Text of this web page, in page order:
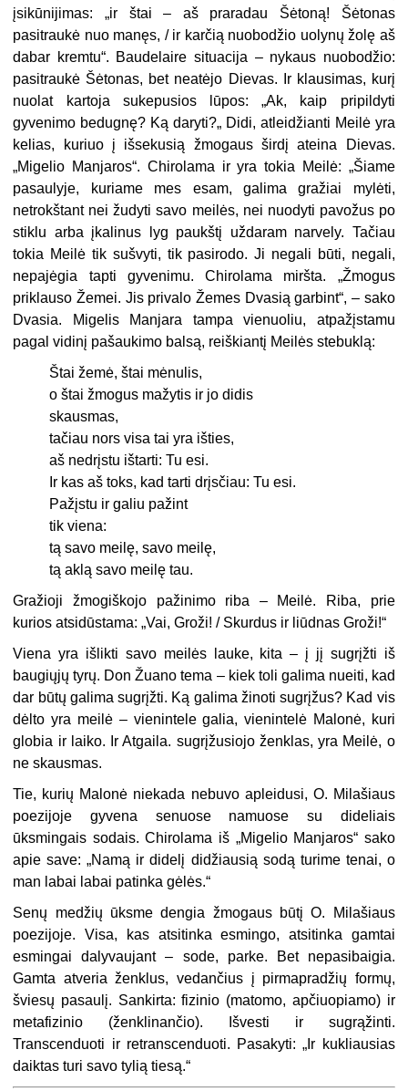
įsikūnijimas: „ir štai – aš praradau Šėtoną! Šėtonas
pasitraukė nuo manęs, / ir karčią nuobodžio uolynų žolę aš
dabar kremtu“. Baudelaire situ­acija – nykaus nuobodžio:
pasitraukė Šėtonas, bet neatėjo Dievas. Ir klausimas, kurį
nuolat kartoja sukepusios lūpos: „Ak, kaip pripildyti
gyvenimo bedugnę? Ką daryti?„ Didi, atleidžianti Meilė yra
kelias, kuriuo į išsekusią žmogaus širdį at­eina Dievas.
„Migelio Manjaros“. Chirolama ir yra tokia Meilė: „Šiame
pasaulyje, kuriame mes esam, galima gražiai mylėti,
netrokštant nei žudyti savo meilės, nei nuodyti pavožus po
stiklu arba įkalinus lyg paukštį uždaram narvely. Tačiau
tokia Meilė tik sušvyti, tik pasirodo. Ji negali būti, negali,
nepajėgia tapti gyvenimu. Chirolama miršta. „Žmogus
priklauso Žemei. Jis privalo Žemes Dvasią garbint“, – sako
Dvasia. Migelis Manjara tampa vienuoliu, atpažįstamu
pagal vi­dinį pašaukimo balsą, reiškiantį Meilės stebuklą:
Štai žemė, štai mėnulis,
o štai žmogus mažytis ir jo didis
skausmas,
tačiau nors visa tai yra išties,
aš nedrįstu ištarti: Tu esi.
Ir kas aš toks, kad tarti drįsčiau: Tu esi.
Pažįstu ir galiu pažint
tik viena:
tą savo meilę, savo meilę,
tą aklą savo meilę tau.
Gražioji žmogiškojo pažinimo riba – Meilė. Riba, prie
kurios atsidūstama: „Vai, Groži! / Skurdus ir liūdnas Groži!“
Viena yra išlikti savo meilės lauke, kita – į jį sugrįžti iš
baugiųjų tyrų. Don Žuano tema – kiek toli galima nueiti, kad
dar būtų galima sugrįžti. Ką galima žinoti sugrįžus? Kad vis
dėlto yra meilė – vienintele galia, vienintelė Malonė, kuri
glo­bia ir laiko. Ir Atgaila. sugrįžusiojo ženklas, yra Meilė, o
ne skausmas.
Tie, kurių Malonė niekada nebuvo apleidusi, O. Milašiaus
poezijoje gyvena senuose namuose su dideliais
ūksmingais sodais. Chirolama iš „Migelio Manjaros“ sako
apie save: „Namą ir didelį didžiausią sodą turime tenai, o
man labai labai patinka gėlės.“
Senų medžių ūksme dengia žmogaus būtį O. Milašiaus
poezijoje. Visa, kas atsitinka esmingo, atsitinka gamtai
esmingai dalyvaujant – sode, parke. Bet ne­pasibaigia.
Gamta atveria ženklus, vedančius į pirmapradžių formų,
šviesų pa­saulį. Sankirta: fizinio (matomo, apčiuopiamo) ir
metafizinio (ženklinančio). Iš­vesti ir sugrąžinti.
Transcenduoti ir retranscenduoti. Pasakyti: „Ir kukliausias
daiktas turi savo tylią tiesą.“